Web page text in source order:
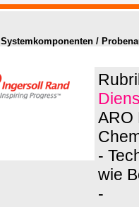
Systemkomponenten /
ARO
-
wie
-